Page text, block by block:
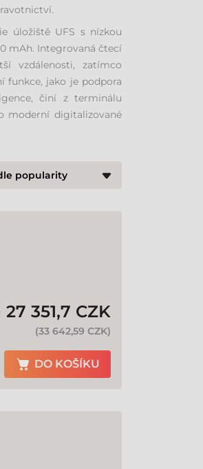
úložiště UFS s nízkou
mAh. Integrovaná čtecí
vzdálenosti, zatímco
funkce, jako je podpora
činí z terminálu
moderní digitalizované
27 351,7 CZK
(33 642,59 CZK)
DO KOŠÍKU